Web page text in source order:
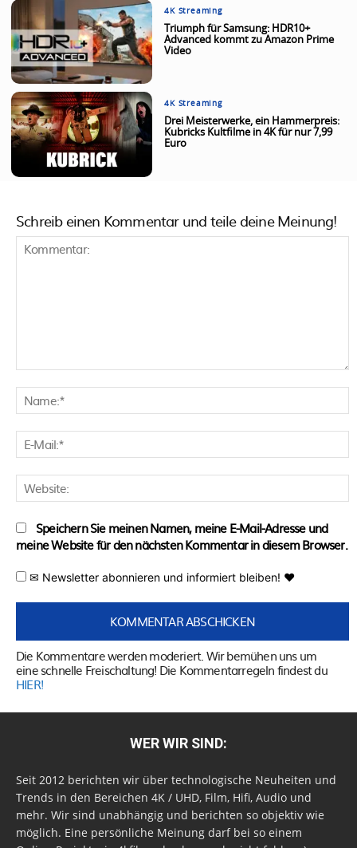
4K Streaming
Triumph für Samsung: HDR10+
Advanced kommt zu Amazon Prime
Video
4K Streaming
Drei Meisterwerke, ein Hammerpreis:
Kubricks Kultfilme in 4K für nur 7,99
Euro
Schreib einen Kommentar und teile deine Meinung!
Speichern Sie meinen Namen, meine E-Mail-Adresse und
meine Website für den nächsten Kommentar in diesem Browser.
✉ Newsletter abonnieren und informiert bleiben! ♥
Die Kommentare werden moderiert. Wir bemühen uns um
eine schnelle Freischaltung! Die Kommentarregeln findest du
HIER!
WER WIR SIND:
Seit 2012 berichten wir über technologische Neuheiten und
Trends in den Bereichen 4K / UHD, Film, Hifi, Audio und
mehr. Wir sind unabhängig und berichten so objektiv wie
möglich. Eine persönliche Meinung darf bei so einem